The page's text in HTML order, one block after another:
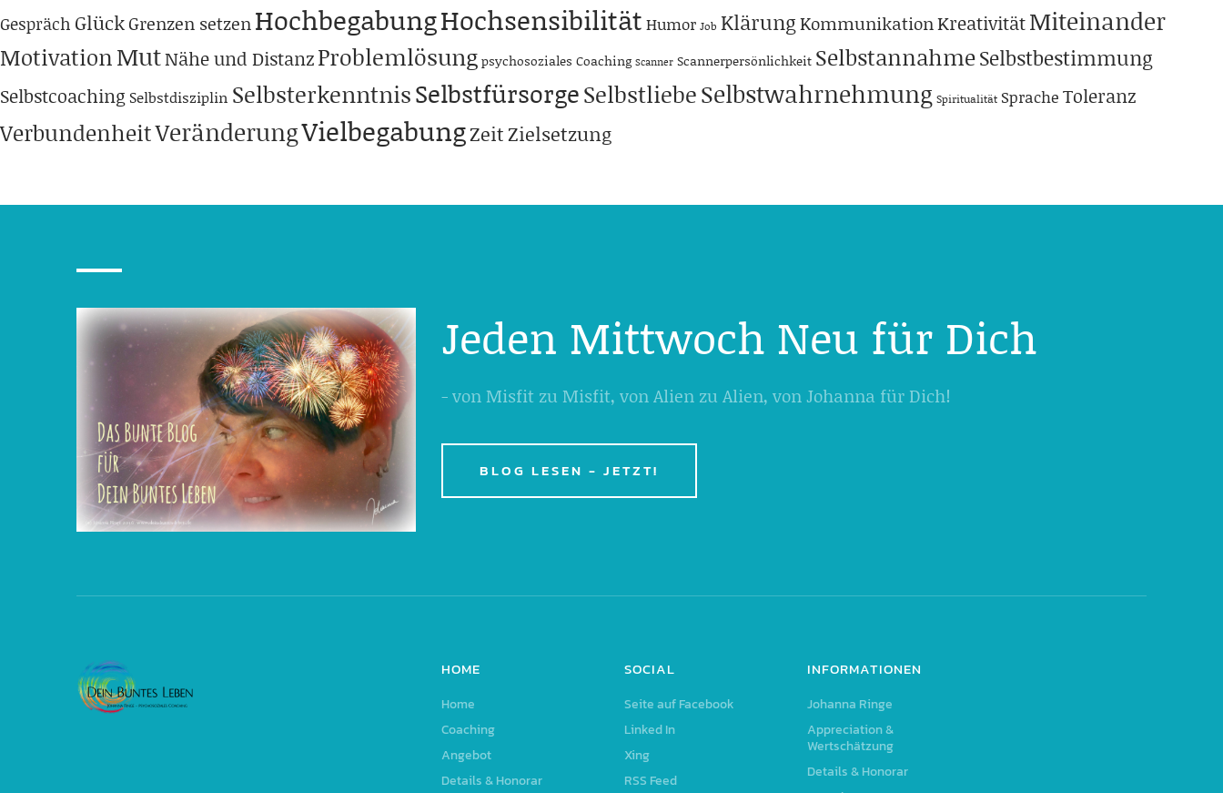
Gespräch GlückGrenzen setzenHochbegabungHochsensibilität Humor Job KlärungKommunikationKreativitätMiteinander
MotivationMutNähe und DistanzProblemlösungpsychosoziales Coaching Scanner Scannerpersönlichkeit SelbstannahmeSelbstbestimmung
Selbstcoaching Selbstdisziplin SelbsterkenntnisSelbstfürsorgeSelbstliebeSelbstwahrnehmung Spiritualität Sprache Toleranz
VerbundenheitVeränderungVielbegabungZeitZielsetzung
Jeden Mittwoch Neu für Dich
- von Misfit zu Misfit, von Alien zu Alien, von Johanna für Dich!
BLOG LESEN - JETZT!
HOME
Home
Coaching
Angebot
Details & Honorar
SOCIAL
Seite auf Facebook
Linked In
Xing
RSS Feed
INFORMATIONEN
Johanna Ringe
Appreciation &
Wertschätzung
Details & Honorar